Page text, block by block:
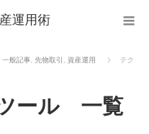
運用術
一般記事 先物取引 資産運用
テク
ール 一覧